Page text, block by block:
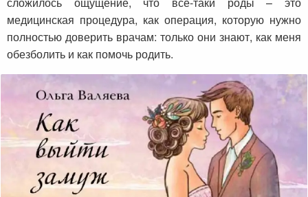
медицинская процедура, как операция, которую нужно
полностью доверить врачам: только они знают, как меня
обезболить и как помочь родить.